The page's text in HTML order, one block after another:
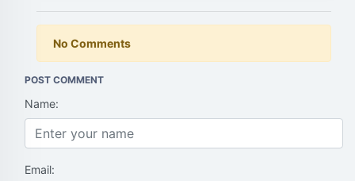
No Comments
POST COMMENT
Name:
Email: